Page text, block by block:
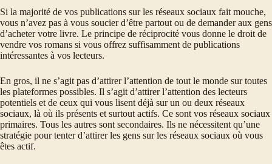
Si la majorité de vos publications sur les réseaux sociaux fait mouche,
vous n’avez pas à vous soucier d’être partout ou de demander aux gens
d’acheter votre livre. Le principe de réciprocité vous donne le droit de
vendre vos romans si vous offrez suffisamment de publications
intéressantes à vos lecteurs.
En gros, il ne s’agit pas d’attirer l’attention de tout le monde sur toutes
les plateformes possibles. Il s’agit d’attirer l’attention des lecteurs
potentiels et de ceux qui vous lisent déjà sur un ou deux réseaux
sociaux, là où ils présents et surtout actifs. Ce sont vos réseaux sociaux
primaires. Tous les autres sont secondaires. Ils ne nécessitent qu’une
stratégie pour tenter d’attirer les gens sur les réseaux sociaux où vous
êtes actif.